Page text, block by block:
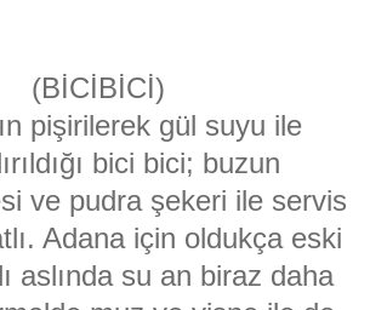
(BİCİBİCİ)
pişirilerek gül suyu ile
bici bici; buzun
ve pudra şekeri ile servis
Adana için oldukça eski
aslında su an biraz daha